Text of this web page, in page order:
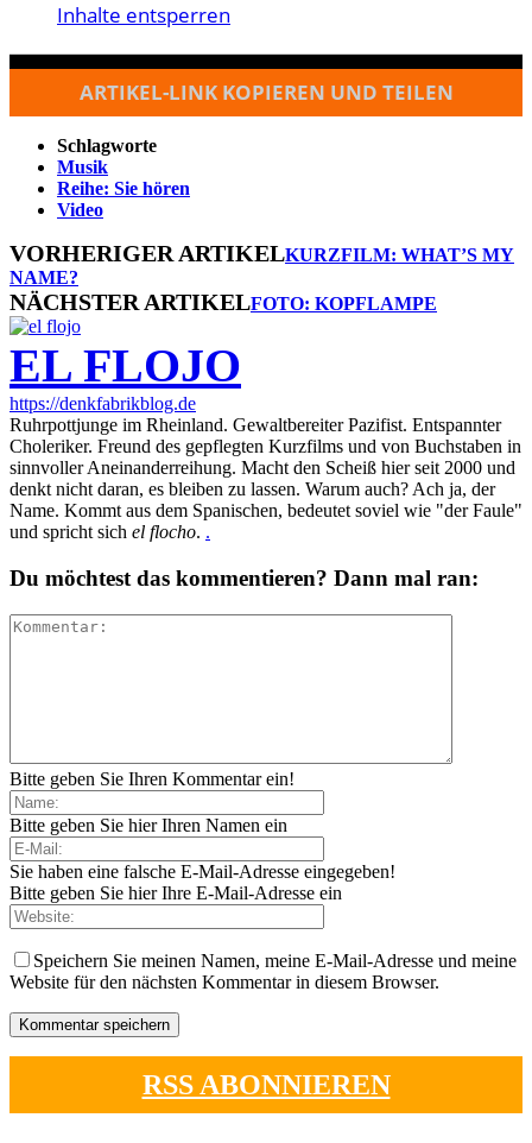
Inhalte entsperren
ARTIKEL-LINK KOPIEREN UND TEILEN
Schlagworte
Musik
Reihe: Sie hören
Video
VORHERIGER ARTIKELKURZFILM: WHAT’S MY
NAME?
NÄCHSTER ARTIKELFOTO: KOPFLAMPE
EL FLOJO
https://denkfabrikblog.de
Ruhrpottjunge im Rheinland. Gewaltbereiter Pazifist. Entspannter
Choleriker. Freund des gepflegten Kurzfilms und von Buchstaben in
sinnvoller Aneinanderreihung. Macht den Scheiß hier seit 2000 und
denkt nicht daran, es bleiben zu lassen. Warum auch? Ach ja, der
Name. Kommt aus dem Spanischen, bedeutet soviel wie "der Faule"
und spricht sich el flocho. .
Du möchtest das kommentieren? Dann mal ran:
Bitte geben Sie Ihren Kommentar ein!
Bitte geben Sie hier Ihren Namen ein
Sie haben eine falsche E-Mail-Adresse eingegeben!
Bitte geben Sie hier Ihre E-Mail-Adresse ein
Speichern Sie meinen Namen, meine E-Mail-Adresse und meine
Website für den nächsten Kommentar in diesem Browser.
RSS ABONNIEREN